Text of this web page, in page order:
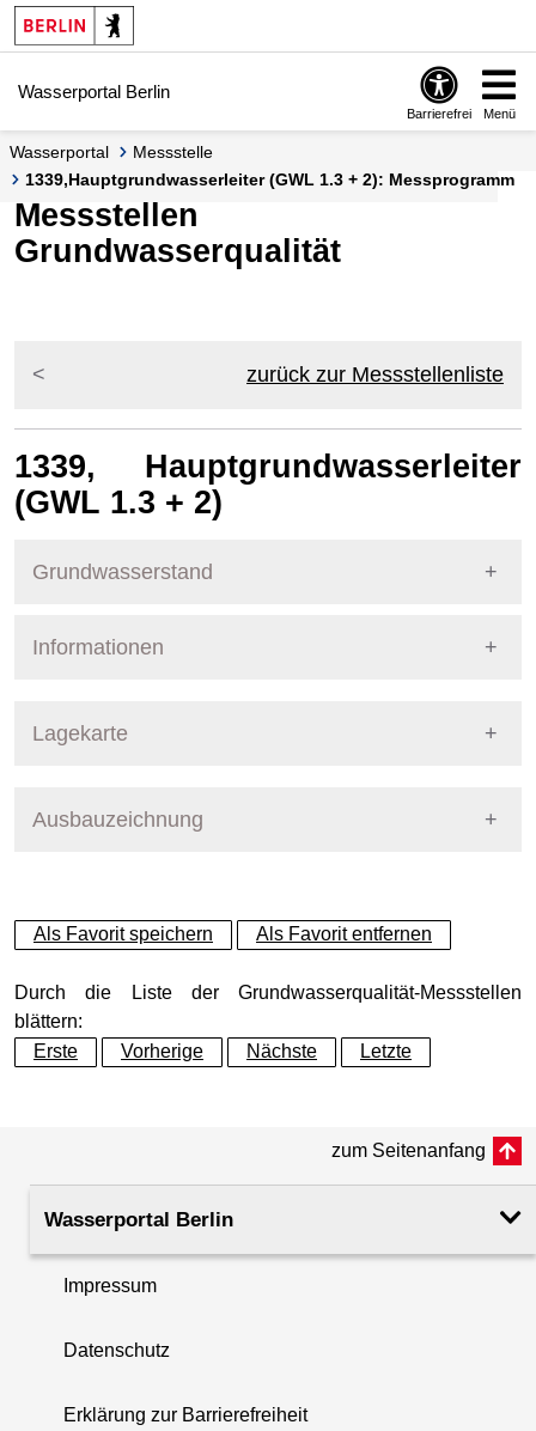
Springe zur Navigation
Springe zum Inhalt
Wasserportal Berlin
Barrierefrei Menü
Wasserportal
Messstelle
1339,Hauptgrundwasserleiter (GWL 1.3 + 2): Messprogramm
Messstellen
Grundwasserqualität
zurück zur Messstellenliste
1339, Hauptgrundwasserleiter
(GWL 1.3 + 2)
Grundwasserstand
Dynamische Grafik
Informationen
Nummer
Ausprägung GW-Stand, tagesaktuell
Grundwasserleiter Hauptgrundwasserleiter
Geländeoberkante (GOK)
30.69
31.04
Filterunterkante
Lagekarte
+
+
−
Ausbauzeichnung
Als Favorit speichern Als Favorit entfernen
Durch die Liste der Grundwasserqualität-Messstellen
blättern:
Erste
Vorherige Nächste Letzte
zum Seitenanfang
Wasserportal Berlin
Impressum
Datenschutz
Erklärung zur Barrierefreiheit